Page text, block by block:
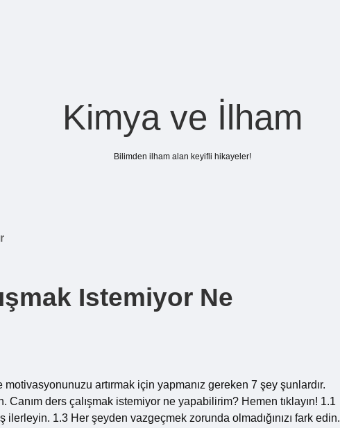
Kimya ve İlham
Bilimden ilham alan keyifli hikayeler!
Istemiyor Ne
artırmak için yapmanız gereken 7 şey şunlardır.
ders çalışmak istemiyor ne yapabilirim? Hemen tıklayın! 1.1
ilerleyin. 1.3 Her şeyden vazgeçmek zorunda olmadığınızı fark edin.